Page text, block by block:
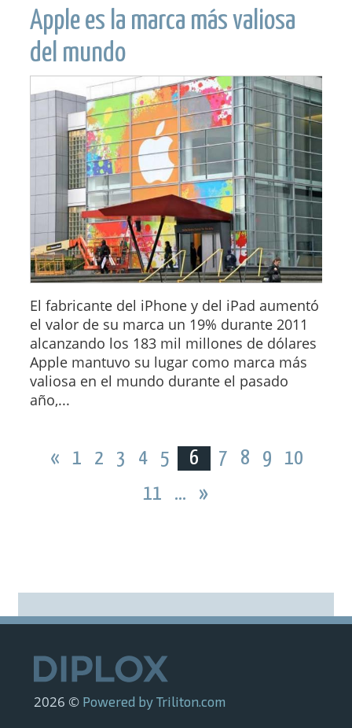
Apple es la marca más valiosa
del mundo
El fabricante del iPhone y del iPad aumentó
el valor de su marca un 19% durante 2011
alcanzando los 183 mil millones de dólares
Apple mantuvo su lugar como marca más
valiosa en el mundo durante el pasado
año,...
« 1 2 3 4 5 6 7 8 9
10
11
... »
2026 © Powered by Triliton.com